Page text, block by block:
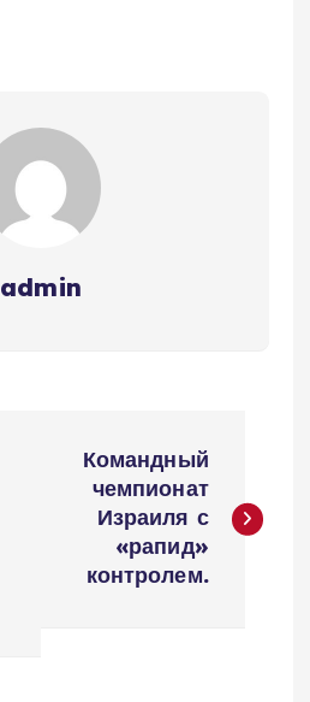
admin
Командный
чемпионат
Израиля с
«рапид»
контролем.